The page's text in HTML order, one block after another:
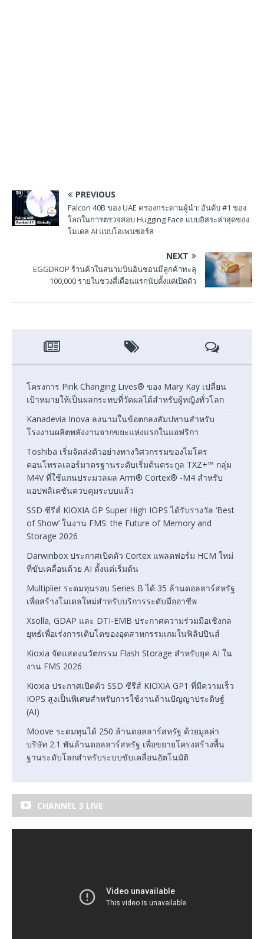
PREVIOUS
Falcon 40B ของ UAE ครองกระดานผู้นำ: อันดับ #1 ของ
โลกในการตรวจสอบ Hugging Face แบบอิสระล่าสุดของ
โมเดล AI แบบโอเพนซอร์ส
NEXT
EGGDROP ร้านค้าในสนามบินอินชอนมีลูกค้าทะลุ
100,000 รายในช่วงสี่เดือนแรกนับตั้งแต่เปิดตัว
โครงการ Pink Changing Lives® ของ Mary Kay เปลี่ยน
เป้าหมายให้เป็นผลกระทบที่วัดผลได้สำหรับผู้หญิงทั่วโลก
Kanadevia Inova ลงนามในข้อตกลงสัมปทานสำหรับ
โรงงานผลิตพลังงานจากขยะแห่งแรกในแอฟริกา
Toshiba เริ่มจัดส่งตัวอย่างทางวิศวกรรมของไมโคร
คอนโทรลเลอร์มาตรฐานระดับเริ่มต้นตระกูล TXZ+™ กลุ่ม
M4V ที่ใช้แกนประมวลผล Arm® Cortex® ‑M4 สำหรับ
แอปพลิเคชันควบคุมระบบแล้ว
SSD ซีรีส์ KIOXIA GP Super High IOPS ได้รับรางวัล ‘Best
of Show’ ในงาน FMS: the Future of Memory and
Storage 2026
Darwinbox ประกาศเปิดตัว Cortex แพลตฟอร์ม HCM ใหม่
ที่ขับเคลื่อนด้วย AI ตั้งแต่เริ่มต้น
Multiplier ระดมทุนรอบ Series B ได้ 35 ล้านดอลลาร์สหรัฐ
เพื่อสร้างโมเดลใหม่สำหรับบริการระดับมืออาชีพ
Xsolla, GDAP และ DTI-EMB ประกาศความร่วมมือเชิงกล
ยุทธ์เพื่อเร่งการเติบโตของอุตสาหกรรมเกมในฟิลิปปินส์
Kioxia จัดแสดงนวัตกรรม Flash Storage สำหรับยุค AI ใน
งาน FMS 2026
Kioxia ประกาศเปิดตัว SSD ซีรีส์ KIOXIA GP1 ที่มีความเร็ว
IOPS สูงเป็นพิเศษสำหรับการใช้งานด้านปัญญาประดิษฐ์
(AI)
Moove ระดมทุนได้ 250 ล้านดอลลาร์สหรัฐ ด้วยมูลค่า
บริษัท 2.1 พันล้านดอลลาร์สหรัฐ เพื่อขยายโครงสร้างพื้น
ฐานระดับโลกสำหรับระบบขับเคลื่อนอัตโนมัติ
CHANNEL 3 LIVE